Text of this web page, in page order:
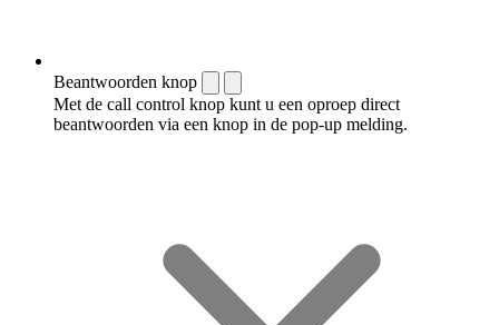
Beantwoorden knop
Met de call control knop kunt u een oproep direct
beantwoorden via een knop in de pop-up melding.